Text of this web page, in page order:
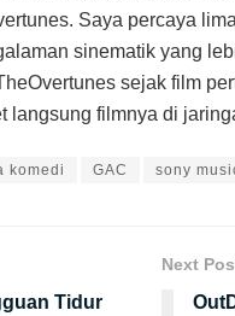
Saya percaya
sinematik yang
sejak film
langsung filmnya di
komedi GAC sony
Tidur
Next